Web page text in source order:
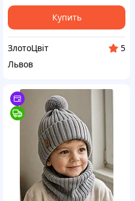
Купить
ЗлотоЦвіт
5
Львов